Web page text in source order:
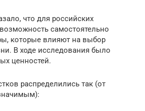
что для российских
самостоятельно
которые влияют на выбор
В ходе исследования было
ценностей.
распределились так (от